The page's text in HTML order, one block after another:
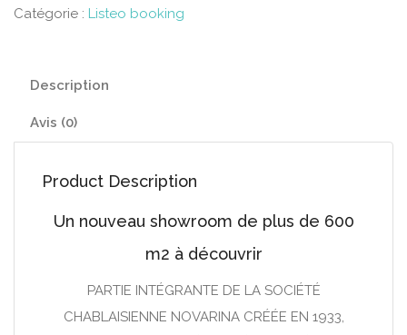
Catégorie : Listeo booking
Description
Avis (0)
Product Description
Un nouveau showroom de plus de 600
m2 à découvrir
PARTIE INTÉGRANTE DE LA SOCIÉTÉ
CHABLAISIENNE NOVARINA CRÉÉE EN 1933,